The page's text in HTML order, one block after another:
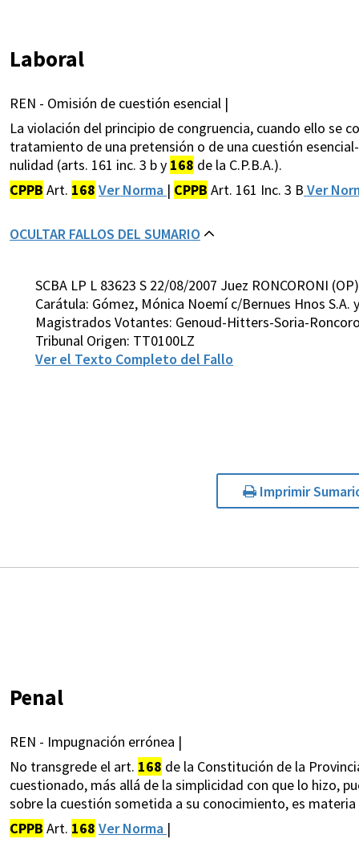
Laboral
REN - Omisión de cuestión esencial |
La violación del principio de congruencia, cuando ello se
tratamiento de una pretensión o de una cuestión
nulidad (arts. 161 inc. 3 b y 168 de la C.P.B.A.).
CPPB Art. 168 Ver Norma | CPPB Art. 161 Inc. 3 B Ver
OCULTAR FALLOS DEL SUMARIO
SCBA LP L 83623 S 22/08/2007 Juez RONCORONI (OP)
Carátula: Gómez, Mónica Noemí c/Bernues Hnos
Magistrados Votantes: Genoud-Hitters-Soria-
Tribunal Origen: TT0100LZ
Ver el Texto Completo del Fallo
Imprimir
Penal
REN - Impugnación errónea |
No transgrede el art. 168 de la Constitución de la
cuestionado, más allá de la simplicidad con que lo hizo,
sobre la cuestión sometida a su conocimiento, es
CPPB Art. 168 Ver Norma |